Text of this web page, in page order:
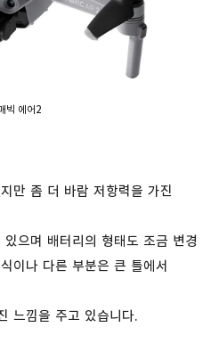
빅 에어2
만 좀 더 바람 저항력을 가진
으며 배터리의 형태도 조금 변경
이나 다른 부분은 큰 틀에서
느낌을 주고 있습니다.